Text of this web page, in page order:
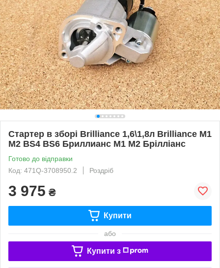
Стартер в зборі Brilliance 1,6\1,8л Brilliance M1
M2 BS4 BS6 Бриллианс М1 М2 Брілліанс
Готово до відправки
Код: 471Q-3708950.2
Роздріб
3 975 ₴
Купити
або
Купити з